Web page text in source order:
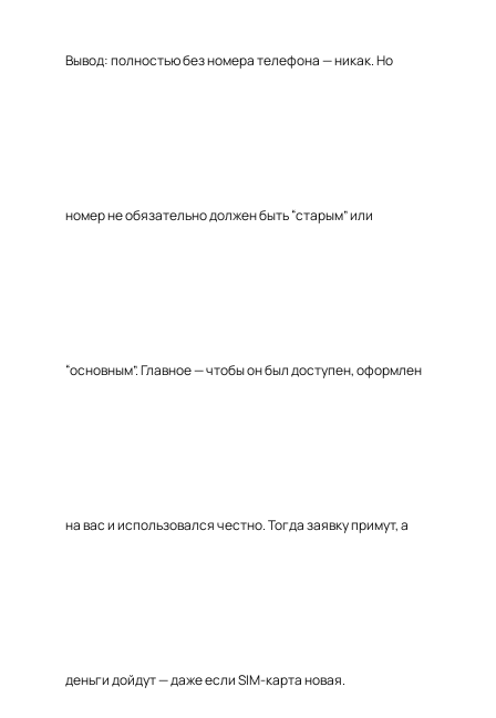
Вывод: полностью без номера телефона — никак. Но
номер не обязательно должен быть “старым” или
“основным”. Главное — чтобы он был доступен, оформлен
на вас и использовался честно. Тогда заявку примут, а
деньги дойдут — даже если SIM-карта новая.